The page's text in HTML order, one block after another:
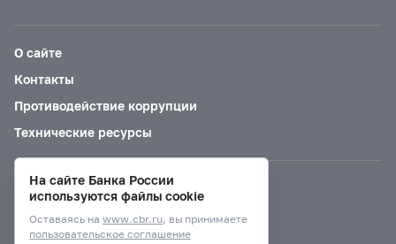
О сайте
Контакты
Противодействие коррупции
Технические ресурсы
Версия для слабовидящих
На сайте Банка России
используются файлы cookie
Оставаясь на www.cbr.ru, вы принимаете
пользовательское соглашение